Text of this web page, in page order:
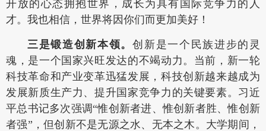
开放的心态拥抱世界，成长为具有国际竞争力的人
才。我也相信，世界将因你们而更加美好！
三是锻造创新本领。创新是一个民族进步的灵
魂，是一个国家兴旺发达的不竭动力。当前，新一轮
科技革命和产业变革迅猛发展，科技创新越来越成为
发展新质生产力、提升国家竞争力的关键要素。习近
平总书记多次强调“惟创新者进、惟创新者胜、惟创新
者强”，但创新不是无源之水、无本之木。大学期间，